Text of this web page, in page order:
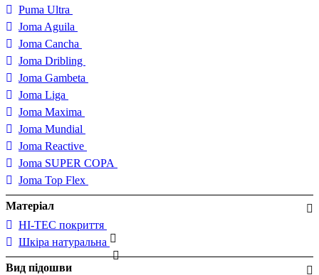
Puma Ultra
Joma Aguila
Joma Cancha
Joma Dribling
Joma Gambeta
Joma Liga
Joma Maxima
Joma Mundial
Joma Reactive
Joma SUPER COPA
Joma Top Flex
Матеріал
HI-TEC покриття
Шкіра натуральна
Вид підошви